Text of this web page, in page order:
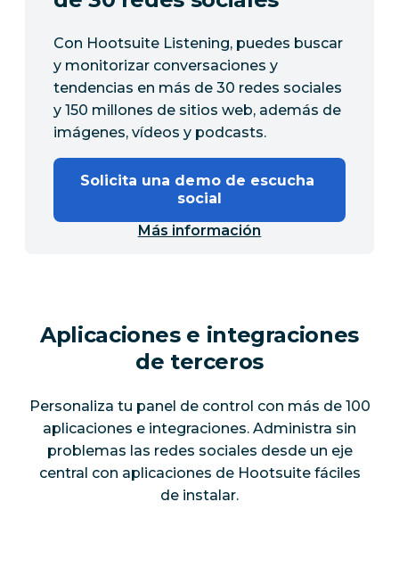
Con Hootsuite Listening, puedes buscar
y monitorizar conversaciones y
tendencias en más de 30 redes sociales
y 150 millones de sitios web, además de
imágenes, vídeos y podcasts.
Solicita una demo de escucha
social
Más información
Aplicaciones e integraciones
de terceros
Personaliza tu panel de control con más de 100
aplicaciones e integraciones. Administra sin
problemas las redes sociales desde un eje
central con aplicaciones de Hootsuite fáciles
de instalar.